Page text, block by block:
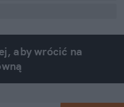
aby wrócić na